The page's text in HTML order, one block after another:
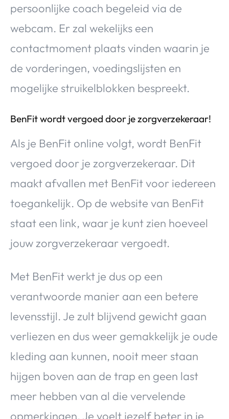
persoonlijke coach begeleid via de
webcam. Er zal wekelijks een
contactmoment plaats vinden waarin je
de vorderingen, voedingslijsten en
mogelijke struikelblokken bespreekt.
BenFit wordt vergoed door je zorgverzekeraar!
Als je BenFit online volgt, wordt BenFit
vergoed door je zorgverzekeraar. Dit
maakt afvallen met BenFit voor iedereen
toegankelijk. Op de website van BenFit
staat een link, waar je kunt zien hoeveel
jouw zorgverzekeraar vergoedt.
Met BenFit werkt je dus op een
verantwoorde manier aan een betere
levensstijl. Je zult blijvend gewicht gaan
verliezen en dus weer gemakkelijk je oude
kleding aan kunnen, nooit meer staan
hijgen boven aan de trap en geen last
meer hebben van al die vervelende
opmerkingen. Je voelt jezelf beter in je